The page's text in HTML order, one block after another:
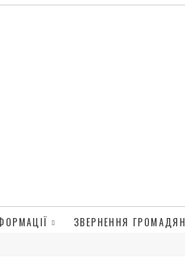
ЗВЕРНЕННЯ ГРОМАДЯН